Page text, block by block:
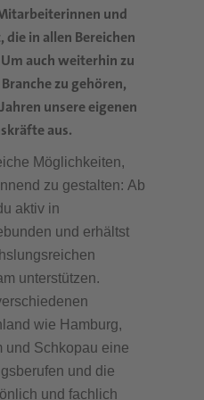
und
in allen Bereichen
auch weiterhin zu
zu gehören,
unsere eigenen
aus.
Möglichkeiten,
zu gestalten: Ab
aktiv in
und erhältst
unterstützen.
wie Hamburg,
und Schkopau eine
und die
und fachlich